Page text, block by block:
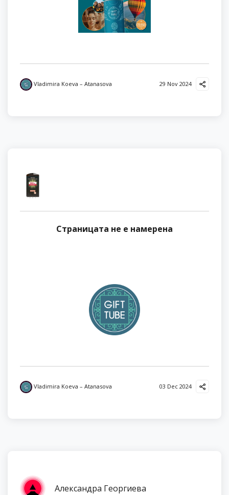
Vladimira Koeva – Atanasova 29 Nov 2024
Страницата не е намерена
Vladimira Koeva – Atanasova 03 Dec 2024
Александра Георгиева